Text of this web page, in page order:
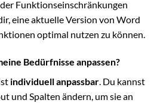
Funktionseinschränkungen
eine aktuelle Version von Word
optimal nutzen zu können.
Bedürfnisse anpassen?
individuell anpassbar. Du kannst
und Spalten ändern, um sie an